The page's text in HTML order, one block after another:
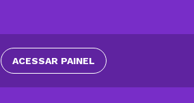
ACESSAR PAINEL